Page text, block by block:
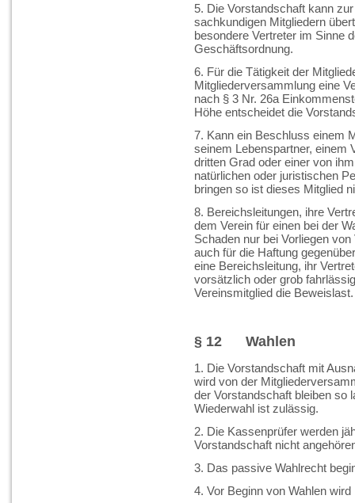
5. Die Vorstandschaft kann
sachkundigen Mitgliedern
besondere Vertreter im Sinne
Geschäftsordnung.
6. Für die Tätigkeit der
Mitgliederversammlung eine
nach § 3 Nr. 26a
Höhe entscheidet die
7. Kann ein Beschluss einem
seinem Lebenspartner, einem
dritten Grad oder einer von
natürlichen oder juristischen
bringen so ist dieses Mitglied
8. Bereichsleitungen, ihre
dem Verein für einen bei der
Schaden nur bei Vorliegen
auch für die Haftung
eine Bereichsleitung, ihr
vorsätzlich oder grob
Vereinsmitglied die Beweislast.
§ 12 Wahlen
1. Die Vorstandschaft mit
wird von der
der Vorstandschaft bleiben so
Wiederwahl ist zulässig.
2. Die Kassenprüfer werden
Vorstandschaft nicht
3. Das passive Wahlrecht
4. Vor Beginn von Wahlen